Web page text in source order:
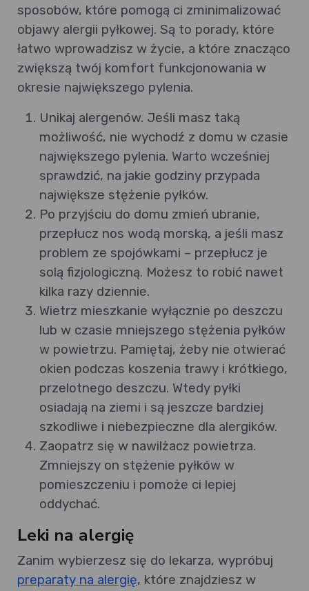
sposobów, które pomogą ci zminimalizować
objawy alergii pyłkowej. Są to porady, które
łatwo wprowadzisz w życie, a które znacząco
zwiększą twój komfort funkcjonowania w
okresie największego pylenia.
Unikaj alergenów. Jeśli masz taką
możliwość, nie wychodź z domu w czasie
największego pylenia. Warto wcześniej
sprawdzić, na jakie godziny przypada
największe stężenie pyłków.
Po przyjściu do domu zmień ubranie,
przepłucz nos wodą morską, a jeśli masz
problem ze spojówkami – przepłucz je
solą fizjologiczną. Możesz to robić nawet
kilka razy dziennie.
Wietrz mieszkanie wyłącznie po deszczu
lub w czasie mniejszego stężenia pyłków
w powietrzu. Pamiętaj, żeby nie otwierać
okien podczas koszenia trawy i krótkiego,
przelotnego deszczu. Wtedy pyłki
osiadają na ziemi i są jeszcze bardziej
szkodliwe i niebezpieczne dla alergików.
Zaopatrz się w nawilżacz powietrza.
Zmniejszy on stężenie pyłków w
pomieszczeniu i pomoże ci lepiej
oddychać.
Leki na alergię
Zanim wybierzesz się do lekarza, wypróbuj
preparaty na alergię, które znajdziesz w